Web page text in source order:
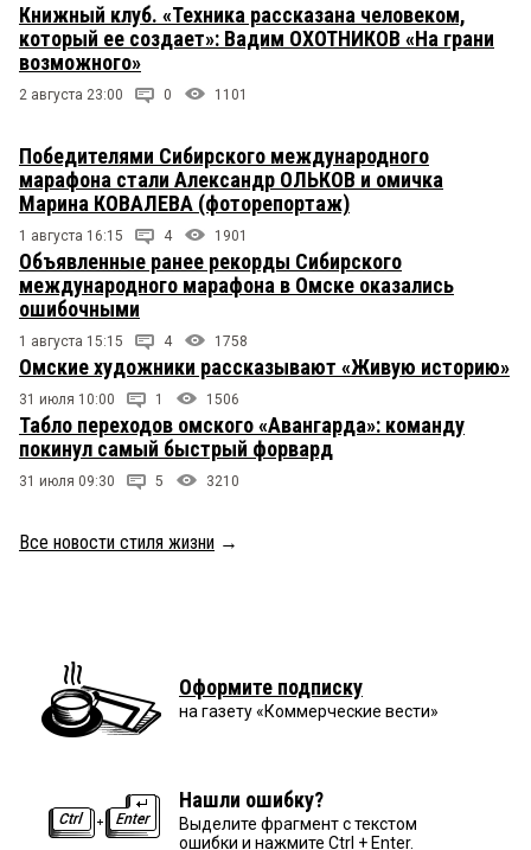
Книжный клуб. «Техника рассказана человеком,
который ее создает»: Вадим ОХОТНИКОВ «На грани
возможного»
2 августа 23:00 0 1101
Победителями Сибирского международного
марафона стали Александр ОЛЬКОВ и омичка
Марина КОВАЛЕВА (фоторепортаж)
1 августа 16:15 4 1901
Объявленные ранее рекорды Сибирского
международного марафона в Омске оказались
ошибочными
1 августа 15:15 4 1758
Омские художники рассказывают «Живую историю»
31 июля 10:00 1 1506
Табло переходов омского «Авангарда»: команду
покинул самый быстрый форвард
31 июля 09:30 5 3210
Все новости стиля жизни →
Оформите подписку
на газету «Коммерческие вести»
Нашли ошибку?
Выделите фрагмент с текстом
ошибки и нажмите Ctrl + Enter.